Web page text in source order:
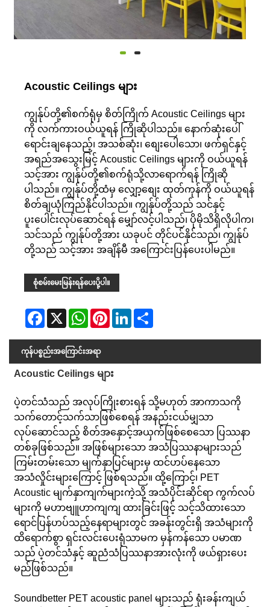
Acoustic Ceilings များ
ကျွန်ုပ်တို့၏စက်ရုံမှ စိတ်ကြိုက် Acoustic Ceilings များ
ကို လက်ကားဝယ်ယူရန် ကြိုဆိုပါသည်။ နောက်ဆုံးပေါ်
ရောင်းချနေသည့်၊ အသစ်ဆုံး၊ စျေးပေါသော၊ ဖက်ရှင်နှင့်
အရည်အသွေးမြင့် Acoustic Ceilings များကို ဝယ်ယူရန်
သင့်အား ကျွန်ုပ်တို့၏စက်ရုံသို့လာရောက်ရန် ကြိုဆို
ပါသည်။ ကျွန်ုပ်တို့ထံမှ လျှော့စျေး ထုတ်ကုန်ကို ဝယ်ယူရန်
စိတ်ချယုံကြည်နိုင်ပါသည်။ ကျွန်ုပ်တို့သည် သင်နှင့်
ပူးပေါင်းလုပ်ဆောင်ရန် မျှော်လင့်ပါသည်၊ ပိုမိုသိရှိလိုပါက၊
သင်သည် ကျွန်ုပ်တို့အား ယခုပင် တိုင်ပင်နိုင်သည်၊ ကျွန်ုပ်
တို့သည် သင့်အား အချိန်မီ အကြောင်းပြန်ပေးပါမည်။
စုံစမ်းမေးမြန်းရန်ပေးပို့ပါ။
Facebook WhatsAppPinterestLinkedIn
ကုန်ပစ္စည်းအကြောင်းအရာ
Acoustic Ceilings များ
ပဲ့တင်သံသည် အလုပ်ကြိုးစားရန် သို့မဟုတ် အာကာသကို
သက်တောင့်သက်သာဖြစ်စေရန် အနည်းငယ်မျှသာ
လုပ်ဆောင်သည့် စိတ်အနှောင့်အယှက်ဖြစ်စေသော ပြဿနာ
တစ်ခုဖြစ်သည်။ အဖြစ်များသော အသံပြဿနာများသည်
ကြမ်းတမ်းသော မျက်နှာပြင်များမှ ထင်ဟပ်နေသော
အသံလှိုင်းများကြောင့် ဖြစ်ရသည်။ ထို့ကြောင့်၊ PET
Acoustic မျက်နှာကျက်များကဲ့သို့ အသံပိုင်းဆိုင်ရာ ကွက်လပ်
များကို မဟာဗျူဟာကျကျ ထားခြင်းဖြင့် သင့်သိထားသော
ရောင်ပြန်ဟပ်သည့်နေရာများတွင် အခန်းတွင်းရှိ အသံများကို
ထိရောက်စွာ ရှင်းလင်းပေးရုံသာမက မှန်ကန်သော ပမာဏ
သည် ပဲ့တင်သံနှင့် ဆူညံသံပြဿနာအားလုံးကို ဖယ်ရှားပေး
မည်ဖြစ်သည်။
Soundbetter PET acoustic panel များသည် ရုံးခန်းကျယ်